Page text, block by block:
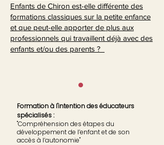
Enfants de Chiron est-elle différente des
formations classiques sur la petite enfance
et que peut-elle apporter de plus aux
professionnels qui travaillent déjà avec des
enfants et/ou des parents ?
•
Formation à l'intention des éducateurs
spécialisés :
"Compréhension des étapes du
développement de l’enfant et de son
accès à l’autonomie"